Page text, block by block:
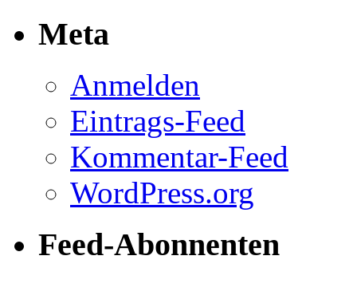
Meta
Anmelden
Eintrags-Feed
Kommentar-Feed
WordPress.org
Feed-Abonnenten